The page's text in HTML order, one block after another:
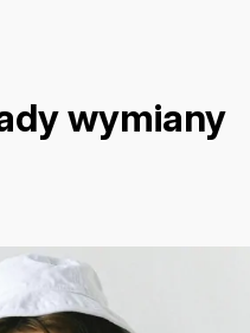
wymiany